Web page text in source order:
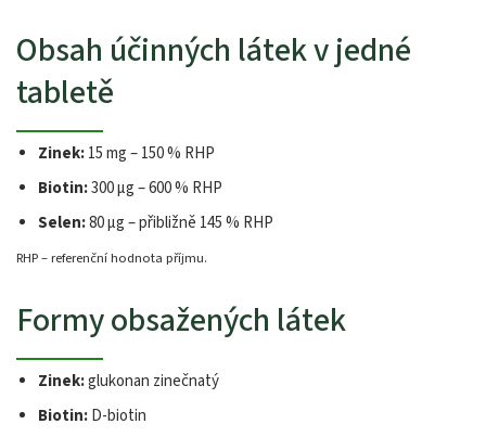
Obsah účinných látek v jedné
tabletě
Zinek:15 mg – 150 % RHP
Biotin:300 µg – 600 % RHP
Selen:80 µg – přibližně 145 % RHP
RHP – referenční hodnota příjmu.
Formy obsažených látek
Zinek:glukonan zinečnatý
Biotin:D-biotin